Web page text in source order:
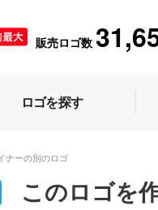
販売ロゴ数
ロゴを探す
ナーの別のロゴ
このロゴを